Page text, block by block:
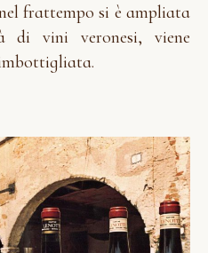
frattempo si è ampliata
di vini veronesi, viene